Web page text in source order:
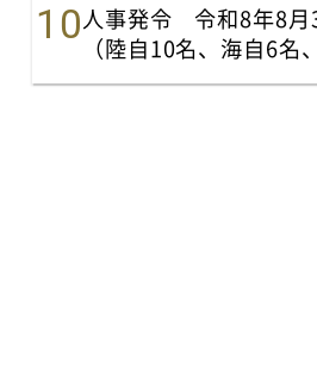
人事発令 令和8年8月
（陸自10名、海自6名